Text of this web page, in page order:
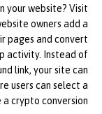
your website? Visit
owners add a
pages and convert
activity. Instead of
link, your site can
users can select a
crypto conversion.